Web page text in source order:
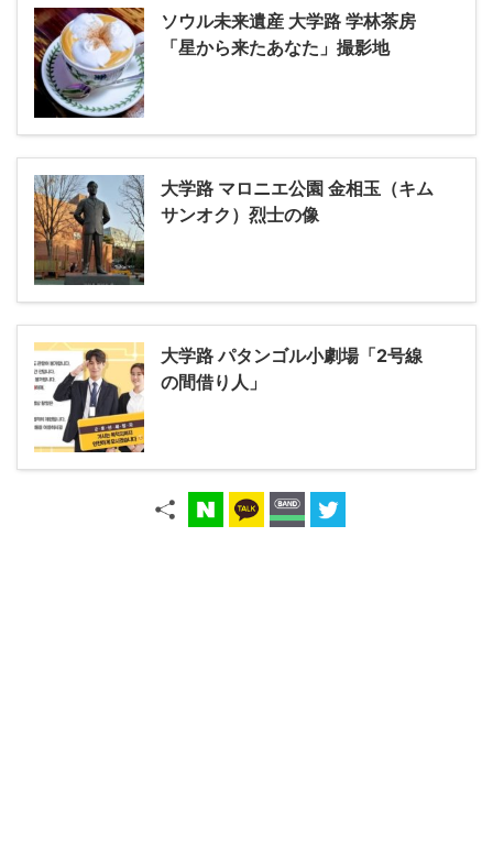
ソウル未来遺産 大学路 学林茶房
「星から来たあなた」撮影地
大学路 マロニエ公園 金相玉（キム
サンオク）烈士の像
大学路 パタンゴル小劇場「2号線
の間借り人」